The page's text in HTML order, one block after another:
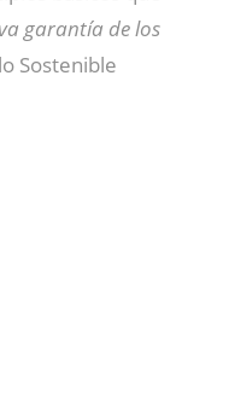
garantía de los
Sostenible